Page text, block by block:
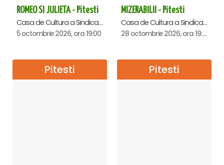
ROMEO SI JULIETA - Pitesti
Casa de Cultura a Sindicatelor , Pitesti
5 octombrie 2026, ora 19:00
MIZERABILII - Pitesti
Casa de Cultura a Sindicatelor , Pitesti
28 octombrie 2026, ora 19:00
Pitesti Pitesti